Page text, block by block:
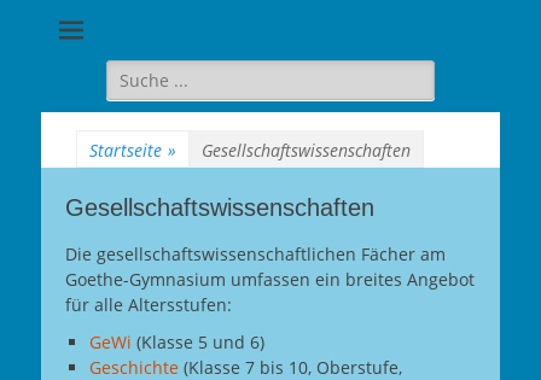
Berlin-
Wilmersdorf
Suche
für:
Startseite » Gesellschaftswissenschaften
Gesellschaftswissenschaften
Die gesellschaftswissenschaftlichen Fächer am
Goethe-Gymnasium umfassen ein breites Angebot
für alle Altersstufen:
GeWi (Klasse 5 und 6)
Geschichte (Klasse 7 bis 10, Oberstufe,